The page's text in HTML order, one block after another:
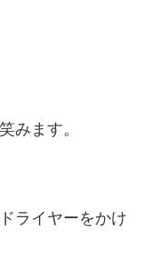
みます。
ライヤーをかけ